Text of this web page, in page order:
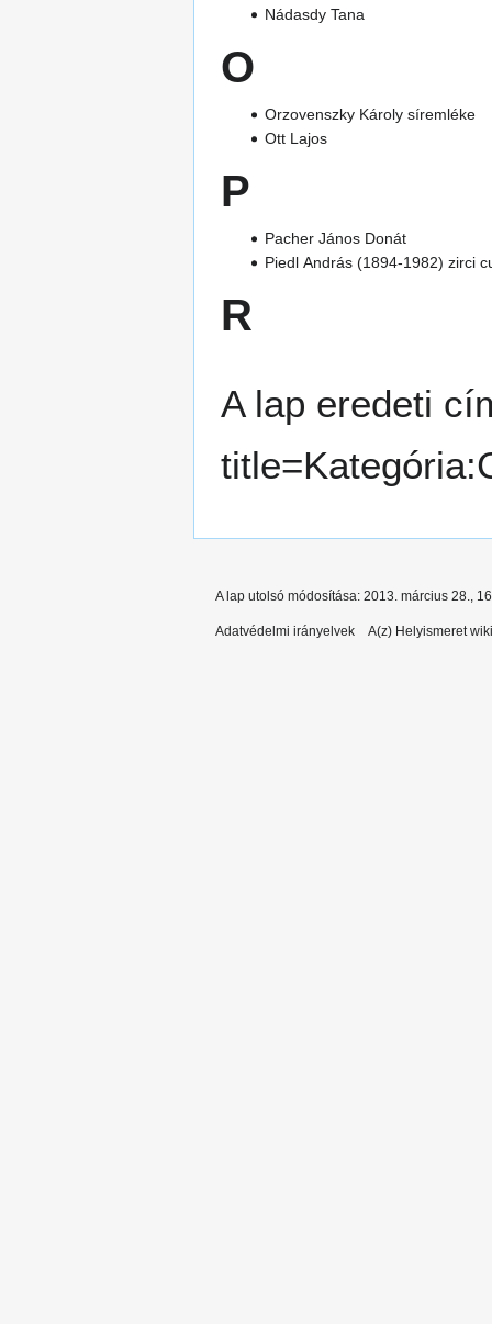
Nádasdy Tana
O
Orzovenszky Károly síremléke
Ott Lajos
P
Pacher János Donát
Piedl András (1894-1982) zirci
R
A lap eredeti
A lap utolsó módosítása: 2013. március 28.,
Adatvédelmi irányelvek A(z) Helyismeret